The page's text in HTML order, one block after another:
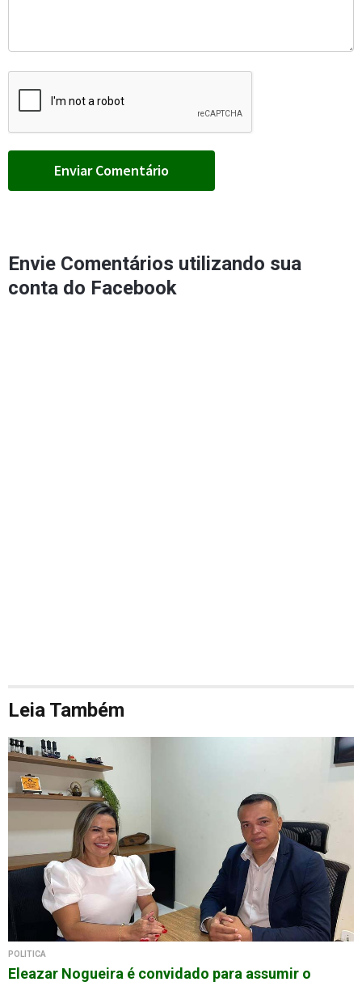
Envie Comentários utilizando sua
conta do Facebook
Leia Também
POLÍTICA
Eleazar Nogueira é convidado para assumir o